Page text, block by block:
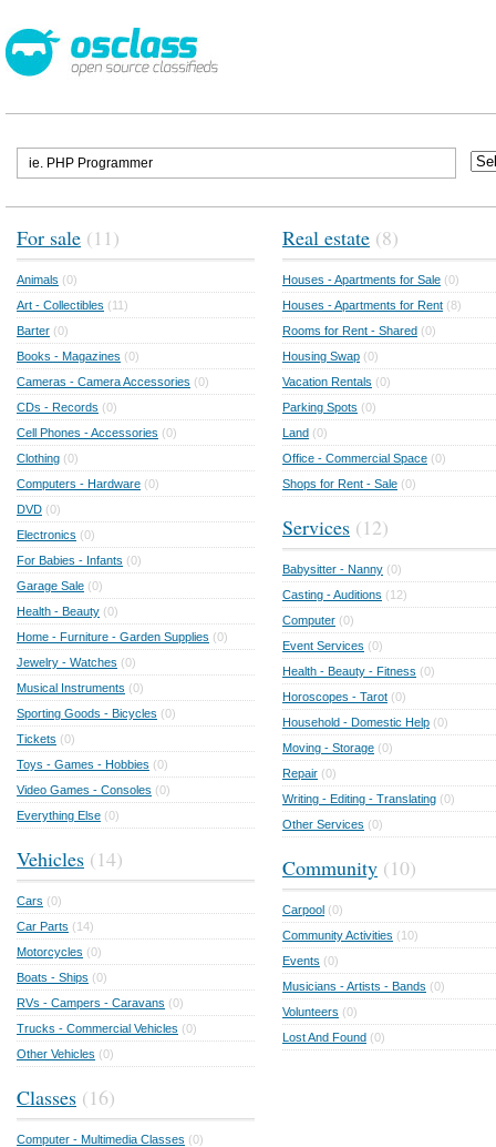
For sale (11)
Animals (0)
Art - Collectibles (11)
Barter (0)
Books - Magazines (0)
Cameras - Camera Accessories (0)
CDs - Records (0)
Cell Phones - Accessories (0)
Clothing (0)
Computers - Hardware (0)
DVD (0)
Electronics (0)
For Babies - Infants (0)
Garage Sale (0)
Health - Beauty (0)
Home - Furniture - Garden Supplies (0)
Jewelry - Watches (0)
Musical Instruments (0)
Sporting Goods - Bicycles (0)
Tickets (0)
Toys - Games - Hobbies (0)
Video Games - Consoles (0)
Everything Else (0)
Vehicles (14)
Cars (0)
Car Parts (14)
Motorcycles (0)
Boats - Ships (0)
RVs - Campers - Caravans (0)
Trucks - Commercial Vehicles (0)
Other Vehicles (0)
Classes (16)
Computer - Multimedia Classes (0)
Real estate (8)
Houses - Apartments for Sale (0)
Houses - Apartments for Rent (8)
Rooms for Rent - Shared (0)
Housing Swap (0)
Vacation Rentals (0)
Parking Spots (0)
Land (0)
Office - Commercial Space (0)
Shops for Rent - Sale (0)
Services (12)
Babysitter - Nanny (0)
Casting - Auditions (12)
Computer (0)
Event Services (0)
Health - Beauty - Fitness (0)
Horoscopes - Tarot (0)
Household - Domestic Help (0)
Moving - Storage (0)
Repair (0)
Writing - Editing - Translating (0)
Other Services (0)
Community (10)
Carpool (0)
Community Activities (10)
Events (0)
Musicians - Artists - Bands (0)
Volunteers (0)
Lost And Found (0)